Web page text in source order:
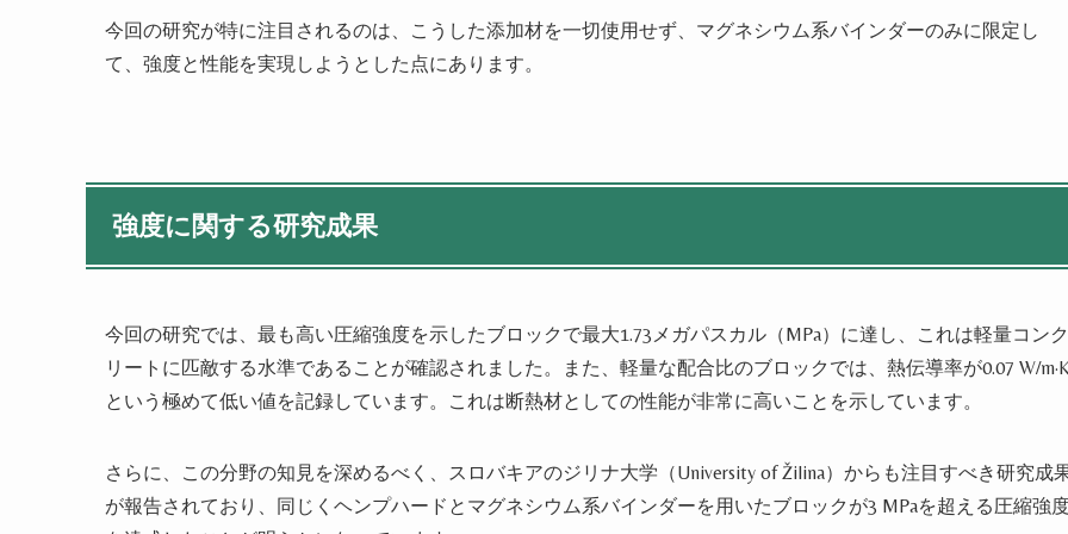
今回の研究が特に注目されるのは、こうした添加材を一切使用せず、マグネシウム系バインダーのみに限定し
て、強度と性能を実現しようとした点にあります。
強度に関する研究成果
今回の研究では、最も高い圧縮強度を示したブロックで最大1.73メガパスカル（MPa）に達し、これは軽量コンク
リートに匹敵する水準であることが確認されました。また、軽量な配合比のブロックでは、熱伝導率が0.07 W/m·K
という極めて低い値を記録しています。これは断熱材としての性能が非常に高いことを示しています。
さらに、この分野の知見を深めるべく、スロバキアのジリナ大学（University of Žilina）からも注目すべき研究成
が報告されており、同じくヘンプハードとマグネシウム系バインダーを用いたブロックが3 MPaを超える圧縮強